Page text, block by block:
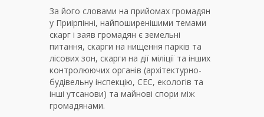
За його словами на прийомах громадян
у Приірпінні, найпоширенішими темами
скарг і заяв громадян є земельні
питання, скарги на нищення парків та
лісових зон, скарги на дії міліції та інших
контролюючих органів (архітектурно-
будівельну інспекцію, СЕС, екологів та
інші утсанови) та майнові спори між
громадянами.